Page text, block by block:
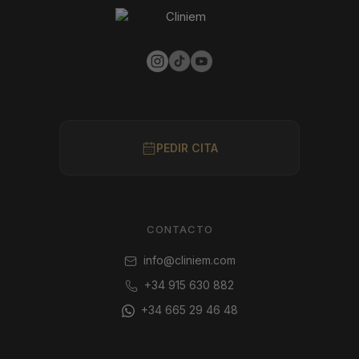
PEDIR CITA
CONTACTO
info@cliniem.com
+34 915 630 882
+34 665 29 46 48